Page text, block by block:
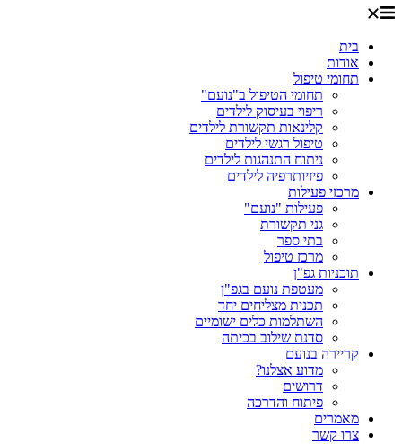
בית
אודות
תחומי טיפול
תחומי הטיפול ב"נועם"
ריפוי בעיסוק לילדים
קלינאות תקשורת לילדים
טיפול רגשי לילדים
ניתוח התנהגות לילדים
פיזיותרפיה לילדים
מרכזי פעילות
פעילות "נועם"
גני תקשורת
בתי ספר
מרכז טיפול
תוכניות גפ"ן
מעטפת נועם בגפ"ן
תכנית מצליחים יחד
השתלמות כלים ישומיים
סדנת שילוב בכיתה
קריירה בנועם
מדוע אצלנו?
דרושים
פיתוח והדרכה
מאמרים
צרו קשר